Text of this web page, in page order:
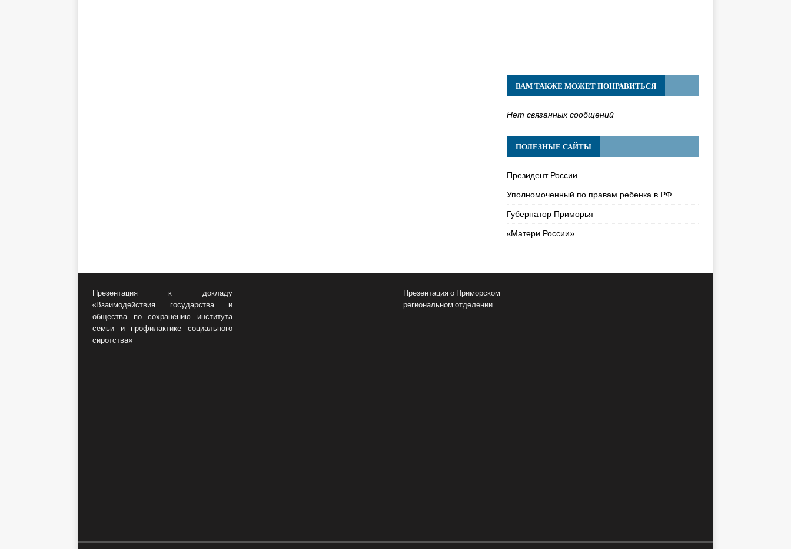
ВАМ ТАКЖЕ МОЖЕТ ПОНРАВИТЬСЯ
Нет связанных сообщений
ПОЛЕЗНЫЕ САЙТЫ
Президент России
Уполномоченный по правам ребенка в РФ
Губернатор Приморья
«Матери России»
Презентация к докладу
«Взаимодействия государства и
общества по сохранению института
семьи и профилактике социального
сиротства»
Презентация о Приморском
региональном отделении